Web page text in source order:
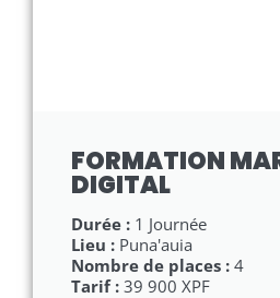
FORMATION
DIGITAL
Durée : 1 Journée
Lieu : Puna'auia
Nombre de places : 4
Tarif : 39 900 XPF